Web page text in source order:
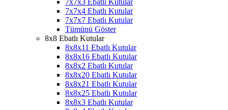
7x7x4 Ebatlı Kutular
7x7x7 Ebatlı Kutular
Tümünü Göster
8x8 Ebatlı Kutular
8x8x11 Ebatlı Kutular
8x8x16 Ebatlı Kutular
8x8x2 Ebatlı Kutular
8x8x20 Ebatlı Kutular
8x8x21 Ebatlı Kutular
8x8x25 Ebatlı Kutular
8x8x3 Ebatlı Kutular